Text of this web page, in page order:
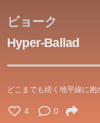
ビョーク
Hyper-Ballad
どこまでも続く地平線に抱
4 0